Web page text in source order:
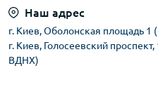
Наш адрес
г. Киев, Оболонская площадь 1
г. Киев, Голосеевский
ВДНХ)